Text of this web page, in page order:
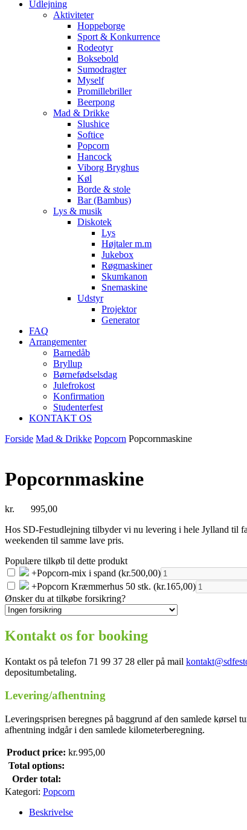
Udlejning
Aktiviteter
Hoppeborge
Sport & Konkurrence
Rodeotyr
Boksebold
Sumodragter
Myself
Promillebriller
Beerpong
Mad & Drikke
Slushice
Softice
Popcorn
Hancock
Viborg Bryghus
Køl
Borde & stole
Bar (Bambus)
Lys & musik
Diskotek
Lys
Højtaler m.m
Jukebox
Røgmaskiner
Skumkanon
Snemaskine
Udstyr
Projektor
Generator
FAQ
Arrangementer
Barnedåb
Bryllup
Børnefødselsdag
Julefrokost
Konfirmation
Studenterfest
KONTAKT OS
Forside Mad & Drikke Popcorn Popcornmaskine
Popcornmaskine
kr.
995,00
Hos SD-Festudlejning tilbyder vi nu levering i hele Jylland til
weekenden til samme lave pris.
Populære tilkøb til dette produkt
+Popcorn-mix i spand (kr.500,00)
+Popcorn Kræmmerhus 50 stk. (kr.165,00)
Ønsker du at tilkøbe forsikring?
Kontakt os for booking
Kontakt os på telefon 71 99 37 28 eller på mail
depositumbetaling.
Levering/afhentning
Leveringsprisen beregnes på baggrund af den samlede
afhentning indgår i den samlede kilometerberegning.
Product price: kr.995,00
Total options:
Order total:
Kategori: Popcorn
Beskrivelse